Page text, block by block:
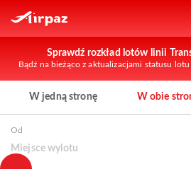
Sprawdź rozkład lotów linii
Bądź na bieżąco z aktualizacjami statusu
W jedną stronę W obie
Od
Miejsce wylotu